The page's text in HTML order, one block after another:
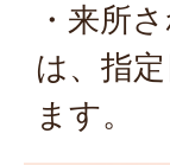
・来所
は、指
ます。